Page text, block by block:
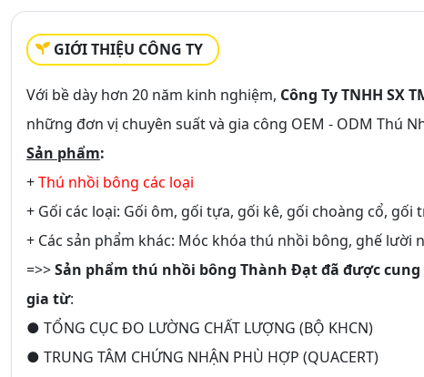
GIỚI THIỆU CÔNG TY
Với bề dày hơn 20 năm kinh nghiệm, Công Ty TNHH SX
những đơn vị chuyên suất và gia công OEM - ODM Thú
Sản phẩm:
+Thú nhồi bông các loại
+ Gối các loại: Gối ôm, gối tựa, gối kê, gối choàng cổ, gối
+ Các sản phẩm khác: Móc khóa thú nhồi bông, ghế
=>>Sản phẩm thú nhồi bông Thành Đạt đã được
gia từ:
● TỔNG CỤC ĐO LƯỜNG CHẤT LƯỢNG (BỘ KHCN)
● TRUNG TÂM CHỨNG NHẬN PHÙ HỢP (QUACERT)